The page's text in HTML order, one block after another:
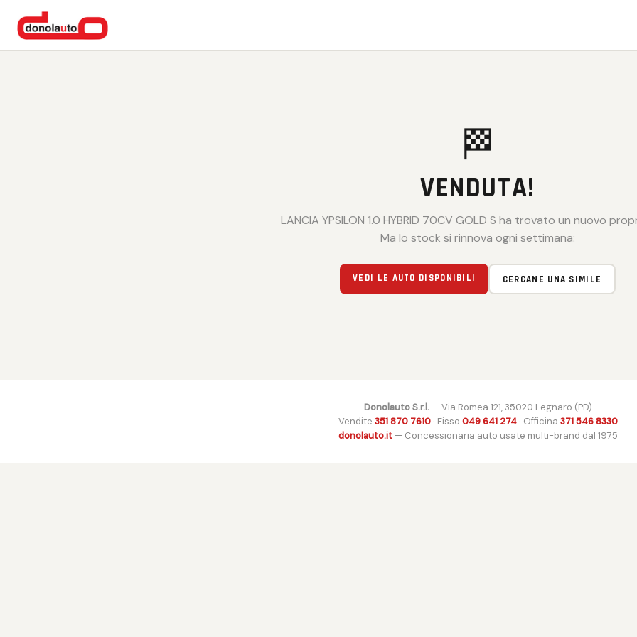
🏁
VENDUTA!
LANCIA YPSILON 1.0 HYBRID 70CV GOLD S ha trovato un nuovo
Ma lo stock si rinnova ogni settimana:
VEDI LE AUTO DISPONIBILI CERCANE UNA SIMILE
Donolauto S.r.l.— Via Romea 121, 35020 Legnaro (PD)
Vendite 351 870 7610· Fisso 049 641 274· Officina 371 546 8330
donolauto.it— Concessionaria auto usate multi-brand dal 1975